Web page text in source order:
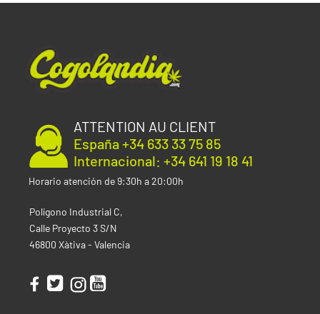
ATTENTION AU CLIENT
España +34 633 33 75 85
Internacional: +34 641 19 18 41
Horario atención de 9:30h a 20:00h
Polígono Industrial C,
Calle Proyecto 3 S/N
46800 Xàtiva - Valencia